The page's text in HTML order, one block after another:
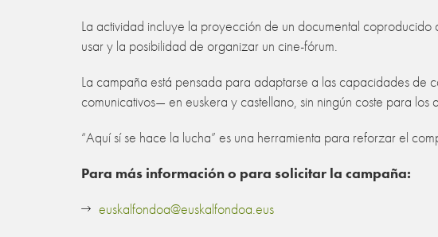
La actividad incluye la proyección de un documental
usar y la posibilidad de organizar un cine-fórum.
La campaña está pensada para adaptarse a las capacidades de
comunicativos— en euskera y castellano, sin ningún coste para los
“Aquí sí se hace la lucha” es una herramienta para reforzar el
Para más información o para solicitar la campaña:
euskalfondoa@euskalfondoa.eus